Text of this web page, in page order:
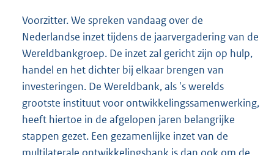
Voorzitter. We spreken vandaag over de
Nederlandse inzet tijdens de jaarvergadering van de
Wereldbankgroep. De inzet zal gericht zijn op hulp,
handel en het dichter bij elkaar brengen van
investeringen. De Wereldbank, als 's werelds
grootste instituut voor ontwikkelingssamenwerking,
heeft hiertoe in de afgelopen jaren belangrijke
stappen gezet. Een gezamenlijke inzet van de